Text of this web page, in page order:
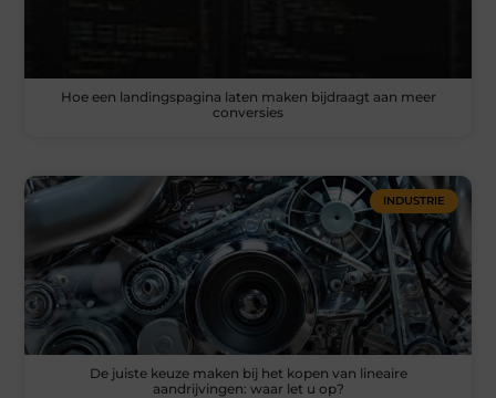
Hoe een landingspagina laten maken bijdraagt aan meer
conversies
INDUSTRIE
De juiste keuze maken bij het kopen van lineaire
aandrijvingen: waar let u op?